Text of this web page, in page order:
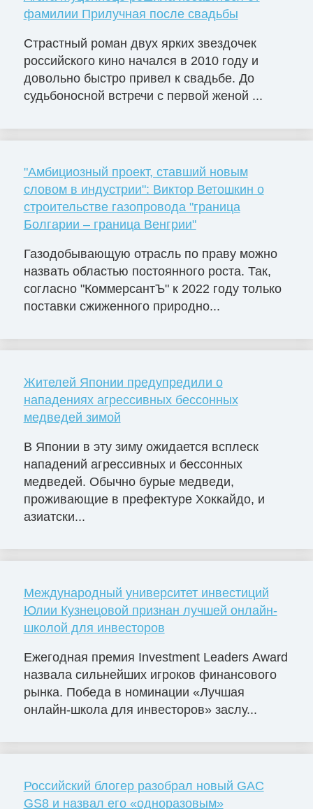
фамилии Прилучная после свадьбы
Страстный роман двух ярких звездочек
российского кино начался в 2010 году и
довольно быстро привел к свадьбе. До
судьбоносной встречи с первой женой ...
"Амбициозный проект, ставший новым
словом в индустрии": Виктор Ветошкин о
строительстве газопровода "граница
Болгарии – граница Венгрии"
Газодобывающую отрасль по праву можно
назвать областью постоянного роста. Так,
согласно "КоммерсантЪ" к 2022 году только
поставки сжиженного природно...
Жителей Японии предупредили о
нападениях агрессивных бессонных
медведей зимой
В Японии в эту зиму ожидается всплеск
нападений агрессивных и бессонных
медведей. Обычно бурые медведи,
проживающие в префектуре Хоккайдо, и
азиатски...
Международный университет инвестиций
Юлии Кузнецовой признан лучшей онлайн-
школой для инвесторов
Ежегодная премия Investment Leaders Award
назвала сильнейших игроков финансового
рынка. Победа в номинации «Лучшая
онлайн-школа для инвесторов» заслу...
Российский блогер разобрал новый GAC
GS8 и назвал его «одноразовым»